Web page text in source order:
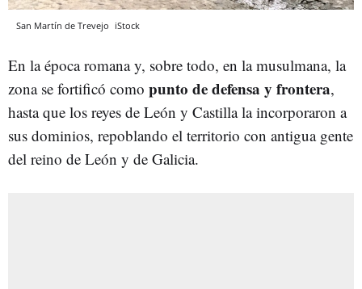
San Martín de Trevejo iStock
En la época romana y, sobre todo, en la musulmana, la
zona se fortificó como punto de defensa y frontera,
hasta que los reyes de León y Castilla la incorporaron a
sus dominios, repoblando el territorio con antigua gente
del reino de León y de Galicia.